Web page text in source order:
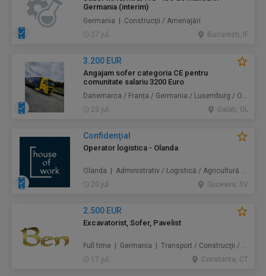
Germania (interim)
Germania | Construcţii / Amenajări
27 jul.
Bucuresti, IF
3.200 EUR
Angajam sofer categoria CE pentru
comunitate salariu 3200 Euro
Danemarca / Franța / Germania / Luxemburg / Olanda | Transport
23 jul.
Galati, GL
Confidenţial
Operator logistica - Olanda
Olanda | Administrativ / Logistică / Agricultură / Silvicultură / Prestări servicii / Producție /
20 jul.
Suceava, SV
2.500 EUR
Excavatorist, Sofer, Pavelist
Full time | Germania | Transport / Construcţii / Amenajări
17 jul.
Constanta, CT